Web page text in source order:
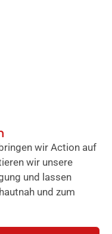
wir Action auf
wir unsere
und lassen
und zum